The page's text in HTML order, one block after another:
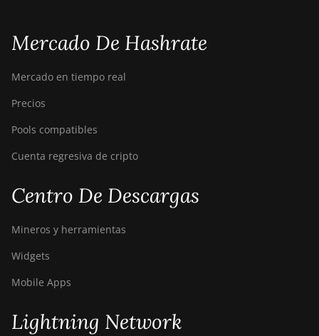
Mercado De Hashrate
Mercado en tiempo real
Precios
Pools compatibles
Cuenta regresiva de cripto
Centro De Descargas
Mineros y herramientas
Widgets
Mobile Apps
Lightning Network